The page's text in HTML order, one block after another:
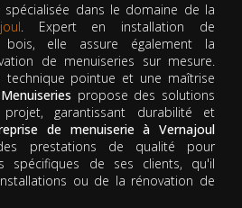
spécialisée dans le domaine de la
. Expert en installation de
bois, elle assure également la
de menuiseries sur mesure.
technique pointue et une maîtrise
propose des solutions
garantissant durabilité et
de menuiserie à Vernajoul
prestations de qualité pour
spécifiques de ses clients, qu'il
ou de la rénovation de